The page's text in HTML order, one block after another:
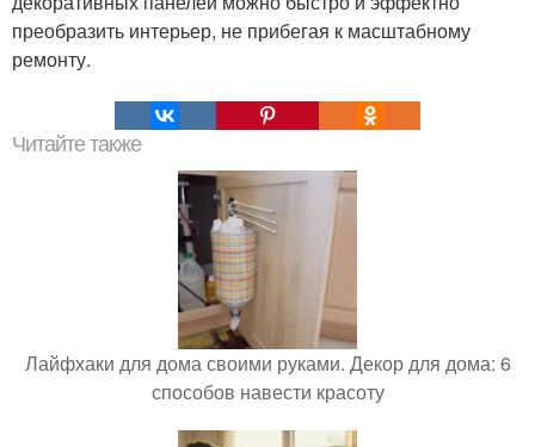
преобразить интерьер, не прибегая к масштабному
ремонту.
Читайте также
Лайфхаки для дома своими руками. Декор для дома: 6
способов навести красоту